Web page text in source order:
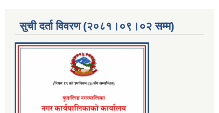
सुची दर्ता विवरण (२०८१।०९।०२ सम्म)